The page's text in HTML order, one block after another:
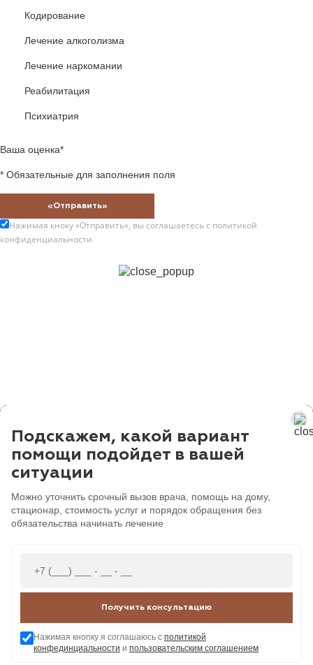
Кодирование
Лечение алкоголизма
Лечение наркомании
Реабилитация
Психиатрия
Ваша оценка*
* Обязательные для заполнения поля
«Отправить»
Нажимая кноку «Отправить», вы соглашаетесь с политикой
конфиденциальности
Подскажем, какой вариант
помощи подойдет в вашей
ситуации
Можно уточнить срочный вызов врача, помощь на дому,
стационар, стоимость услуг и порядок обращения без
обязательства начинать лечение
Получить консультацию
Нажимая кнопку я соглашаюсь с политикой
конфединциальности и пользовательским соглашением